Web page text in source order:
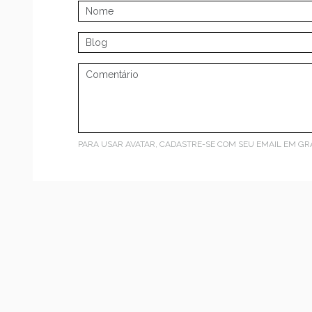
PARA USAR AVATAR, CADASTRE-SE COM SEU EMAIL EM